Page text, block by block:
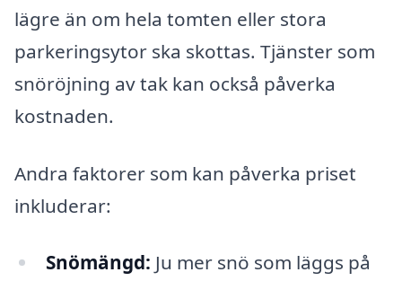
lägre än om hela tomten eller stora
parkeringsytor ska skottas. Tjänster som
snöröjning av tak kan också påverka
kostnaden.
Andra faktorer som kan påverka priset
inkluderar:
Snömängd: Ju mer snö som läggs på